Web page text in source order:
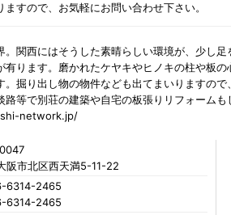
すので、お気軽にお問い合わせ下さい。
。関西にはそうした素晴らしい環境が、少し
有ります。磨かれたケヤキやヒノキの柱や板
。掘り出し物の物件なども出てまいりますの
路等で別荘の建築や自宅の板張りリフォー
network.jp/
阪市北区西天満5-11-22
6314-2465
6314-2465